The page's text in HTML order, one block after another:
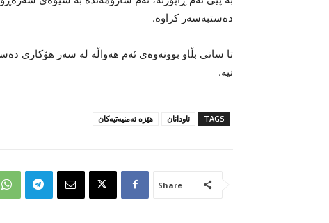
دەستبەسەر کراوە.
تا ساتی بڵاو بوونەوەی ئەم هەواڵە لە سەر هۆکاری
نیە.
TAGS ئاودانان هێزە ئەمنیەتیەکان
Share